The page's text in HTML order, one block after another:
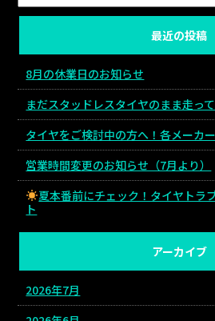
最近の投稿
8月の休業日のお知らせ
まだスタッドレスタイヤのまま走っ
タイヤをご検討中の方へ！各メーカ
営業時間変更のお知らせ（7月より）
夏本番前にチェック！タイヤトラ
ト
アーカイブ
2026年7月